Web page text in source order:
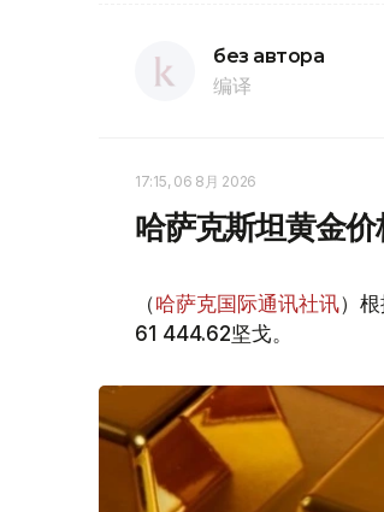
без автора
编译
17:15, 06 8月 2026
哈萨克斯坦黄金
（哈萨克国际通讯社讯）
61 444.62坚戈。